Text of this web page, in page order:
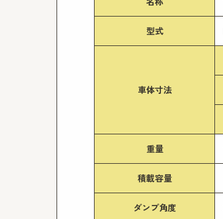
型式
車体寸法
重量
積載容量
ダンプ角度